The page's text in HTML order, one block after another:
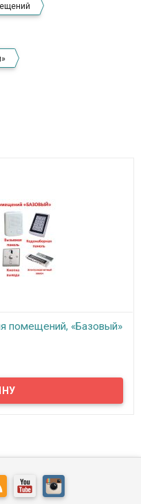
помещений, «Базовый»
двусторонней
открывания двери с